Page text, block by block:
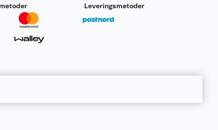
Leveringsmetoder